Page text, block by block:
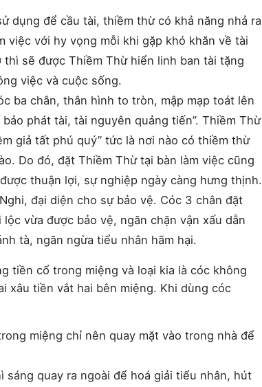
dụng để cầu tài, thiềm thừ có khả năng nhả ra
việc với hy vọng mỗi khi gặp khó khăn về tài
sẽ được Thiềm Thừ hiển linh ban tài tặng
việc và cuộc sống.
ba chân, thân hình to tròn, mập mạp toát lên
phát tài, tài nguyên quảng tiến”. Thiềm Thừ
giả tất phú quý” tức là nơi nào có thiềm thừ
Do đó, đặt Thiềm Thừ tại bàn làm việc cũng
thuận lợi, sự nghiệp ngày càng hưng thịnh.
đại diện cho sự bảo vệ. Cóc 3 chân đặt
vừa được bảo vệ, ngăn chặn vận xấu dẫn
tà, ngăn ngừa tiểu nhân hãm hại.
tiền cổ trong miệng và loại kia là cóc không
xâu tiền vắt hai bên miệng. Khi dùng cóc
miệng chỉ nên quay mặt vào trong nhà để
quay ra ngoài để hoá giải tiểu nhân, hút